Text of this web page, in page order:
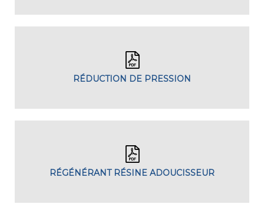
RÉDUCTION DE PRESSION
RÉGÉNÉRANT RÉSINE ADOUCISSEUR